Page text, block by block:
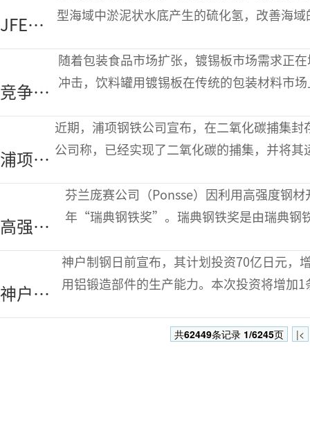
跌
级和产
调整步
引进国际先进装备和世界一流工艺技术，
JFE开
发封闭
环境水
材料
型海域中淤泥状水底产生的硫化氢，改善海
品大奖”。 “环保产品大奖”创立于2004年
求方进行广泛推介，同时向产品提供方的解
竞争日
趋激烈
价格承
压力
随着包装食品市场扩张，镀锡板市场需求正
冲击，饮料罐用镀锡板在传统的包装材料市
长，许多新的镀锡板项目和原有产能改造项
场上，镀锡板也找到了用武之地。 据英国一
浦项二
氧化碳
存技术
展
近期，浦项钢铁公司宣布，在二氧化碳捕集封
公司称，已经实现了二氧化碳的捕集，并将
保项目，可将钢铁、石化、发电等行业化石
地下或海底，而不是直接向大气排放。一旦
高强钢
林木采
2015
芬兰庞赛公司（Ponsse）因利用高强度钢
年“瑞典钢铁奖”。瑞典钢铁奖是由瑞典钢
机不仅提高了性能，而且改善了操作舒适度
心改变现状。最终带来了全新的林木采伐
神户制
钢增强
神户制钢日前宣布，其计划投资70亿日元，
用铝锻造部件的生产能力。本次投资将增加
油消耗。据称，如由钢制改为铝制部件，可
|<
共62449条记录 1/6245页